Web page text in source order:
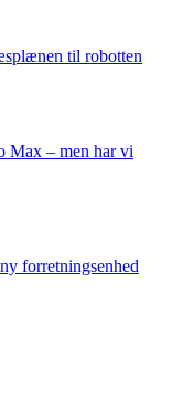
til robotten
Max – men har vi
forretningsenhed